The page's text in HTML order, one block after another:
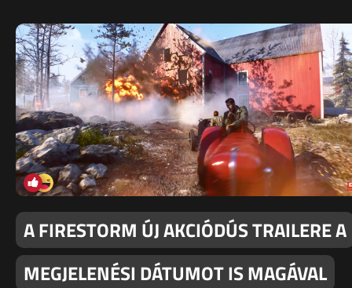
A FIRESTORM ÚJ AKCIÓDÚS TRAILERE A
MEGJELENÉSI DÁTUMOT IS MAGÁVAL